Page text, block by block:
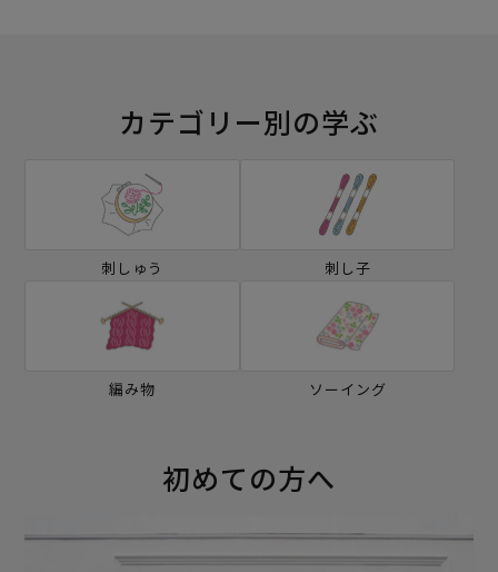
カテゴリー別の学ぶ
刺しゅう 刺し子
編み物 ソーイング
初めての方へ